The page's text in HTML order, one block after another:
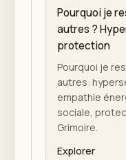
Pourquoi je
autres ?
protection
Pourquoi je
autres:
empathie
sociale,
Grimoire.
Explorer